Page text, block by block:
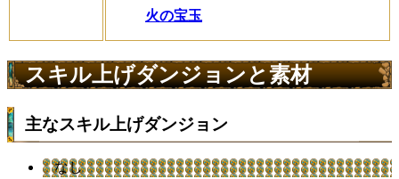
火の宝玉
スキル上げダンジョンと素材
主なスキル上げダンジョン
なし